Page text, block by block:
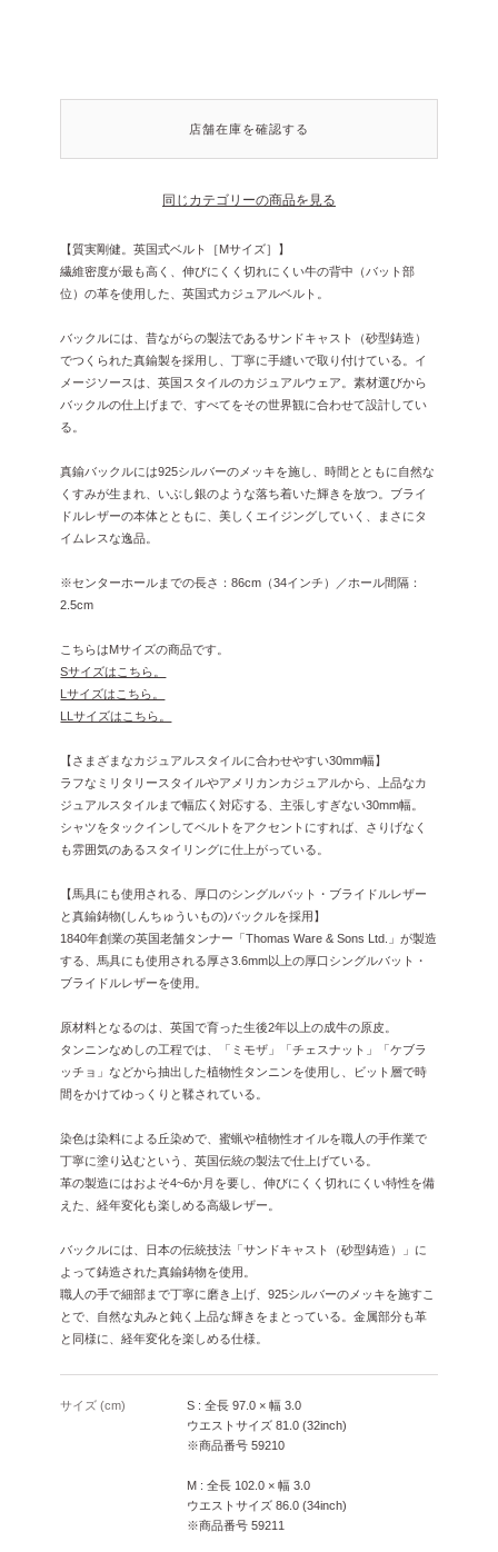
店舗在庫を確認する
同じカテゴリーの商品を見る
【質実剛健。英国式ベルト［Mサイズ］】
繊維密度が最も高く、伸びにくく切れにくい牛の背中（バット部
位）の革を使用した、英国式カジュアルベルト。
バックルには、昔ながらの製法であるサンドキャスト（砂型鋳造）
でつくられた真鍮製を採用し、丁寧に手縫いで取り付けている。イ
メージソースは、英国スタイルのカジュアルウェア。素材選びから
バックルの仕上げまで、すべてをその世界観に合わせて設計してい
る。
真鍮バックルには925シルバーのメッキを施し、時間とともに自然な
くすみが生まれ、いぶし銀のような落ち着いた輝きを放つ。ブライ
ドルレザーの本体とともに、美しくエイジングしていく、まさにタ
イムレスな逸品。
※センターホールまでの長さ：86cm（34インチ）／ホール間隔：
2.5cm
こちらはMサイズの商品です。
Sサイズはこちら。
Lサイズはこちら。
LLサイズはこちら。
【さまざまなカジュアルスタイルに合わせやすい30mm幅】
ラフなミリタリースタイルやアメリカンカジュアルから、上品なカ
ジュアルスタイルまで幅広く対応する、主張しすぎない30mm幅。
シャツをタックインしてベルトをアクセントにすれば、さりげなく
も雰囲気のあるスタイリングに仕上がっている。
【馬具にも使用される、厚口のシングルバット・ブライドルレザー
と真鍮鋳物(しんちゅういもの)バックルを採用】
1840年創業の英国老舗タンナー「Thomas Ware & Sons Ltd.」が製造
する、馬具にも使用される厚さ3.6mm以上の厚口シングルバット・
ブライドルレザーを使用。
原材料となるのは、英国で育った生後2年以上の成牛の原皮。
タンニンなめしの工程では、「ミモザ」「チェスナット」「ケブラ
ッチョ」などから抽出した植物性タンニンを使用し、ビット層で時
間をかけてゆっくりと鞣されている。
染色は染料による丘染めで、蜜蝋や植物性オイルを職人の手作業で
丁寧に塗り込むという、英国伝統の製法で仕上げている。
革の製造にはおよそ4~6か月を要し、伸びにくく切れにくい特性を備
えた、経年変化も楽しめる高級レザー。
バックルには、日本の伝統技法「サンドキャスト（砂型鋳造）」に
よって鋳造された真鍮鋳物を使用。
職人の手で細部まで丁寧に磨き上げ、925シルバーのメッキを施すこ
とで、自然な丸みと鈍く上品な輝きをまとっている。金属部分も革
と同様に、経年変化を楽しめる仕様。
サイズ (cm)
S : 全長 97.0 × 幅 3.0
ウエストサイズ 81.0 (32inch)
※商品番号 59210
M : 全長 102.0 × 幅 3.0
ウエストサイズ 86.0 (34inch)
※商品番号 59211